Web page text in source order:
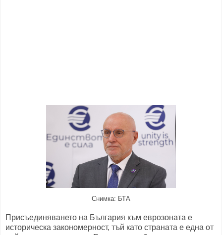
Снимка: БТА
Присъединяването на България към еврозоната е
историческа закономерност, тъй като страната е една от